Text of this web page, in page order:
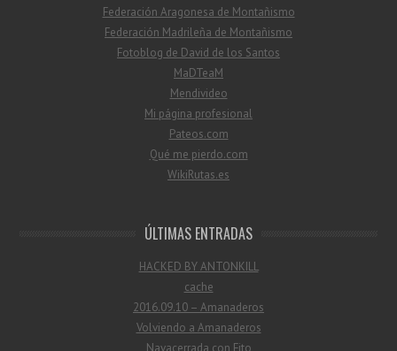
Federación Aragonesa de Montañismo
Federación Madrileña de Montañismo
Fotoblog de David de los Santos
MaDTeaM
Mendivideo
Mi página profesional
Pateos.com
Qué me pierdo.com
WikiRutas.es
ÚLTIMAS ENTRADAS
HACKED BY ANTONKILL
cache
2016.09.10 – Amanaderos
Volviendo a Amanaderos
Navacerrada con Fito